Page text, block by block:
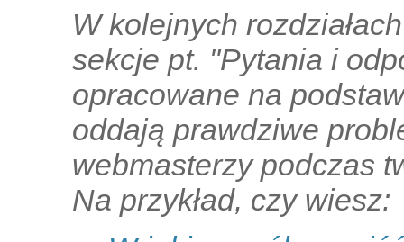
W kolejnych
sekcje pt. "Pytania i
opracowane na
oddają prawdziwe
webmasterzy podczas
Na przykład, czy wiesz: